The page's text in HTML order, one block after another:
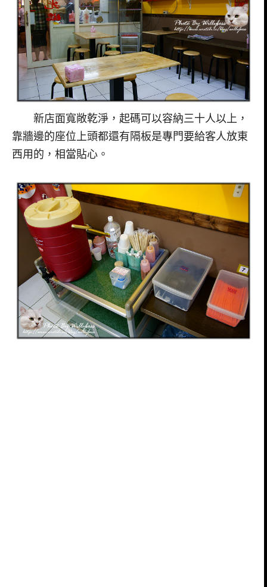
新店面寬敞乾淨，起碼可以容納三十人以上，
靠牆邊的座位上頭都還有隔板是專門要給客人放東
西用的，相當貼心。